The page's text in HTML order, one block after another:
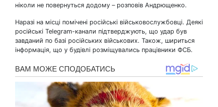
ніколи не повернуться додому – розповів Андрющенко.
Наразі на місці помічені російські військовослужбовці. Деякі
російські Telegram-канали підтверджують, що удар був
завданий по базі російських військових. Також, шириться
інформація, що у будівлі розміщувались працівники ФСБ.